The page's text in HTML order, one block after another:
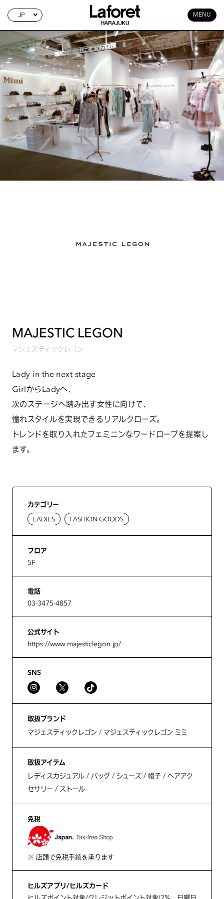
JP MENU
MAJESTIC LEGON
マジェスティックレゴン
Lady in the next stage
GirlからLadyへ、
次のステージへ踏み出す女性に向けて、
憧れスタイルを実現できるリアルクローズ。
トレンドを取り入れたフェミニンなワードローブを提案し
ます。
カテゴリー
LADIES FASHION GOODS
フロア
5F
電話
03-3475-4857
公式サイト
https://www.majesticlegon.jp/
SNS
取扱ブランド
マジェスティックレゴン / マジェスティックレゴン ミミ
取扱アイテム
レディスカジュアル / バッグ / シューズ / 帽子 / ヘアアク
セサリー / ストール
免税
※ 店頭で免税手続を承ります
ヒルズアプリ/ヒルズカード